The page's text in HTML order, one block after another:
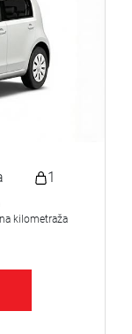
1
kilometraža